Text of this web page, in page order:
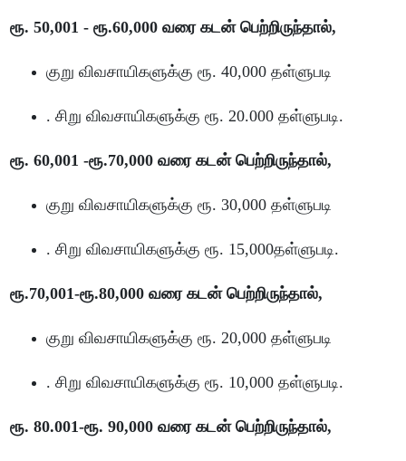
ரூ. 50,001 - ரூ.60,000 வரை கடன் பெற்றிருந்தால்,
குறு விவசாயிகளுக்கு ரூ. 40,000 தள்ளுபடி
. சிறு விவசாயிகளுக்கு ரூ. 20.000 தள்ளுபடி.
ரூ. 60,001 -ரூ.70,000 வரை கடன் பெற்றிருந்தால்,
குறு விவசாயிகளுக்கு ரூ. 30,000 தள்ளுபடி
. சிறு விவசாயிகளுக்கு ரூ. 15,000தள்ளுபடி.
ரூ.70,001-ரூ.80,000 வரை கடன் பெற்றிருந்தால்,
குறு விவசாயிகளுக்கு ரூ. 20,000 தள்ளுபடி
. சிறு விவசாயிகளுக்கு ரூ. 10,000 தள்ளுபடி.
ரூ. 80.001-ரூ. 90,000 வரை கடன் பெற்றிருந்தால்,